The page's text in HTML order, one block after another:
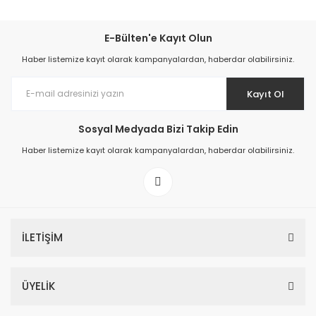
E-Bülten'e Kayıt Olun
Haber listemize kayıt olarak kampanyalardan, haberdar olabilirsiniz.
Kayıt Ol
Sosyal Medyada Bizi Takip Edin
Haber listemize kayıt olarak kampanyalardan, haberdar olabilirsiniz.
İLETİŞİM
ÜYELİK